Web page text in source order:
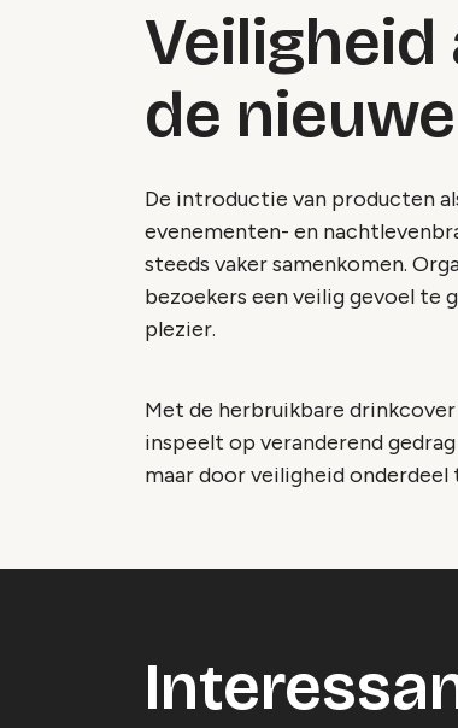
de
De introductie van producten
evenementen- en
steeds vaker samenkomen.
bezoekers een veilig gevoel
plezier.
Met de herbruikbare
inspeelt op veranderend
maar door veiligheid onderdeel